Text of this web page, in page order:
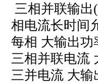
三相并联输出(
相电流长时间
每相 大输出功
三相并联电流
三并电流 大输